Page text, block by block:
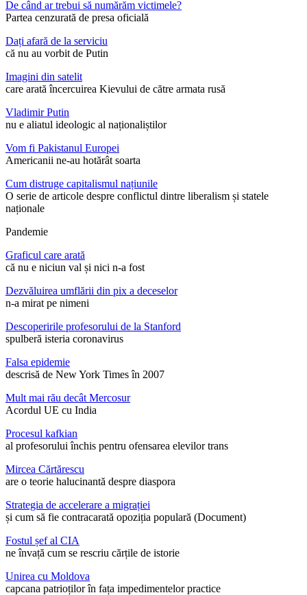
De când ar trebui să numărăm victimele?
Partea cenzurată de presa oficială
Dați afară de la serviciu
că nu au vorbit de Putin
Imagini din satelit
care arată încercuirea Kievului de către armata rusă
Vladimir Putin
nu e aliatul ideologic al naționaliștilor
Vom fi Pakistanul Europei
Americanii ne-au hotărât soarta
Cum distruge capitalismul națiunile
O serie de articole despre conflictul dintre liberalism și statele
naționale
Pandemie
Graficul care arată
că nu e niciun val și nici n-a fost
Dezvăluirea umflării din pix a deceselor
n-a mirat pe nimeni
Descoperirile profesorului de la Stanford
spulberă isteria coronavirus
Falsa epidemie
descrisă de New York Times în 2007
Mult mai rău decât Mercosur
Acordul UE cu India
Procesul kafkian
al profesorului închis pentru ofensarea elevilor trans
Mircea Cărtărescu
are o teorie halucinantă despre diaspora
Strategia de accelerare a migrației
și cum să fie contracarată opoziția populară (Document)
Fostul șef al CIA
ne învață cum se rescriu cărțile de istorie
Unirea cu Moldova
capcana patrioților în fața impedimentelor practice